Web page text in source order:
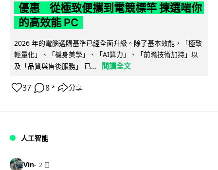
優惠 從極致便攜到電競標竿 揀選啱你
的高效能 PC
2026 年的電腦選購基準已經全面升級。除了基本效能，「極致
輕量化」、「機身美學」、「AI算力」、「前瞻技術加持」以
及「品質與售後服務」 已...
閱讀全文
37 8 ↗ 分享
人工智能
Vin 2 日